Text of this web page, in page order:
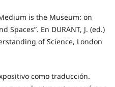
Medium is the Museum: on
Spaces”. En DURANT, J. (ed.)
of Science, London
como traducción.